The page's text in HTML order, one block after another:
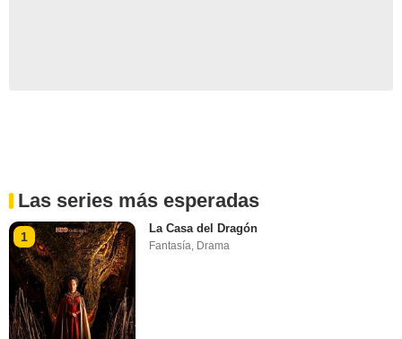
Las series más esperadas
1
La Casa del Dragón
Fantasía, Drama